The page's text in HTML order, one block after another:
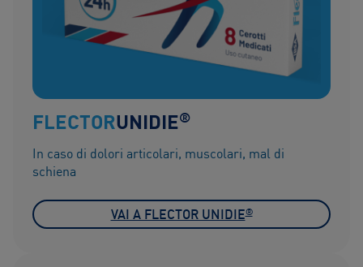
FLECTORUNIDIE®
In caso di dolori articolari, muscolari, mal di
schiena
VAI A FLECTOR UNIDIE®